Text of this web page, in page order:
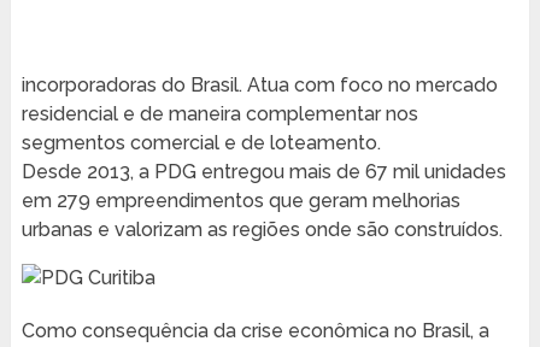
incorporadoras do Brasil. Atua com foco no mercado
residencial e de maneira complementar nos
segmentos comercial e de loteamento.
Desde 2013, a PDG entregou mais de 67 mil unidades
em 279 empreendimentos que geram melhorias
urbanas e valorizam as regiões onde são construídos.
Como consequência da crise econômica no Brasil, a